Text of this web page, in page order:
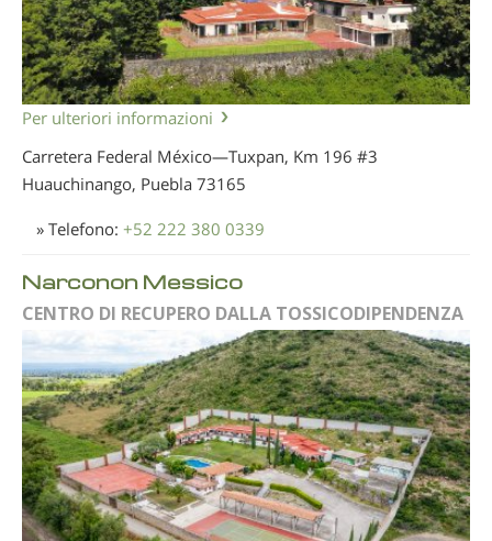
Per ulteriori informazioni
Carretera Federal México—Tuxpan, Km 196 #3
Huauchinango, Puebla 73165
» Telefono: +52 222 380 0339
Narconon Messico
CENTRO DI RECUPERO DALLA TOSSICODIPENDENZA